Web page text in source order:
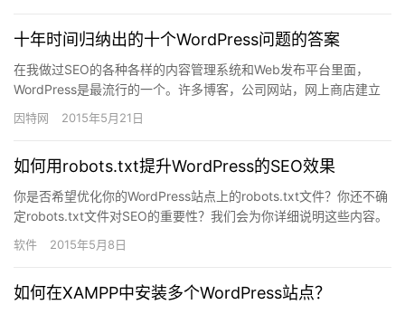
十年时间归纳出的十个WordPress问题的答案
在我做过SEO的各种各样的内容管理系统和Web发布平台里面，
WordPress是最流行的一个。许多博客，公司网站，网上商店建立
在WordPress上。网站设计者们着迷于它的多用途和…
因特网 2015年5月21日
如何用robots.txt提升WordPress的SEO效果
你是否希望优化你的WordPress站点上的robots.txt文件？你还不确
定robots.txt文件对SEO的重要性？我们会为你详细说明这些内容。
在这篇文章里，我们会展示给你如…
软件 2015年5月8日
如何在XAMPP中安装多个WordPress站点？